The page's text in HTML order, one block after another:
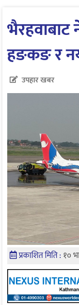
हङकङ र
उपहार खबर
प्रकाशित मिति : १०